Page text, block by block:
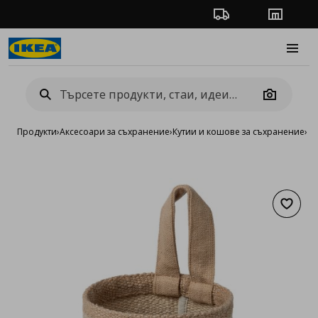
Проследяване на
Camera
Продукти›Аксесоари за съхранение›Кутии и кошове за съхранение›